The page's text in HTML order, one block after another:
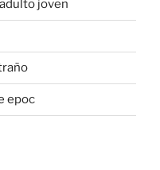
joven
epoc